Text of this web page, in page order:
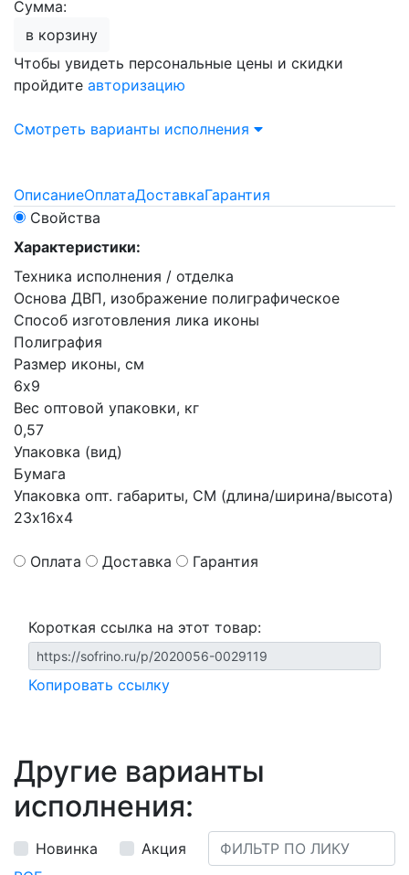
Сумма:
в корзину
Чтобы увидеть персональные цены и скидки
пройдите авторизацию
Смотреть варианты исполнения
ОписаниеОплатаДоставкаГарантия
Свойства
Характеристики:
Техника исполнения / отделка
Основа ДВП, изображение полиграфическое
Способ изготовления лика иконы
Полиграфия
Размер иконы, см
6х9
Вес оптовой упаковки, кг
0,57
Упаковка (вид)
Бумага
Упаковка опт. габариты, СМ (длина/ширина/высота)
23х16х4
Оплата Доставка Гарантия
Короткая ссылка на этот товар:
Копировать ссылку
Другие варианты
исполнения:
Новинка
Акция